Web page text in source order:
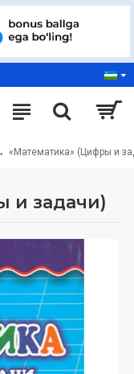
«Математика» (Цифры и
и задачи)